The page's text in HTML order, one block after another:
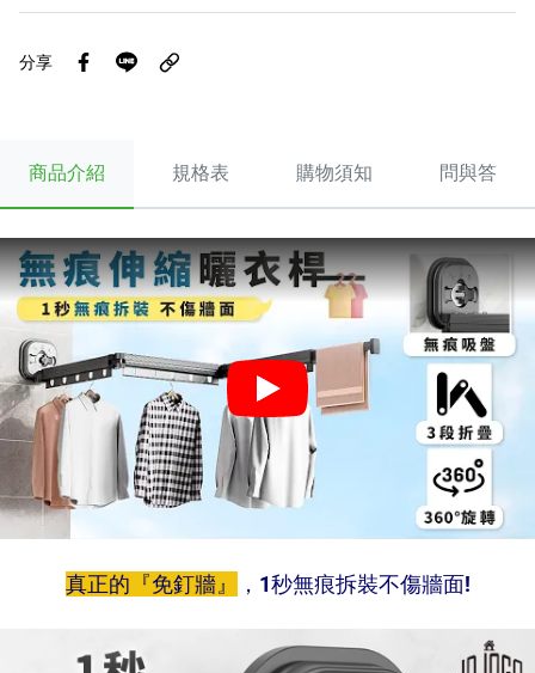
分享
商品介紹 規格表 購物須知 問與答
真正的『免釘牆』 ，1秒無痕拆裝不傷牆面!